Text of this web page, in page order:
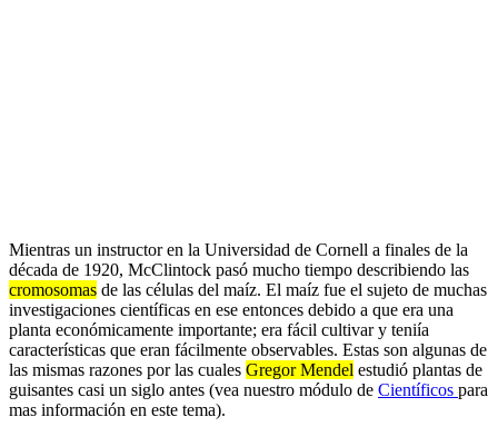
Mientras un instructor en la Universidad de Cornell a finales de la
década de 1920, McClintock pasó mucho tiempo describiendo las
cromosomas de las células del maíz. El maíz fue el sujeto de muchas
investigaciones científicas en ese entonces debido a que era una
planta económicamente importante; era fácil cultivar y teniía
características que eran fácilmente observables. Estas son algunas de
las mismas razones por las cuales Gregor Mendel estudió plantas de
guisantes casi un siglo antes (vea nuestro módulo de Científicos para
mas información en este tema).